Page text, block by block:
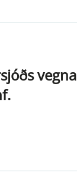
vegna